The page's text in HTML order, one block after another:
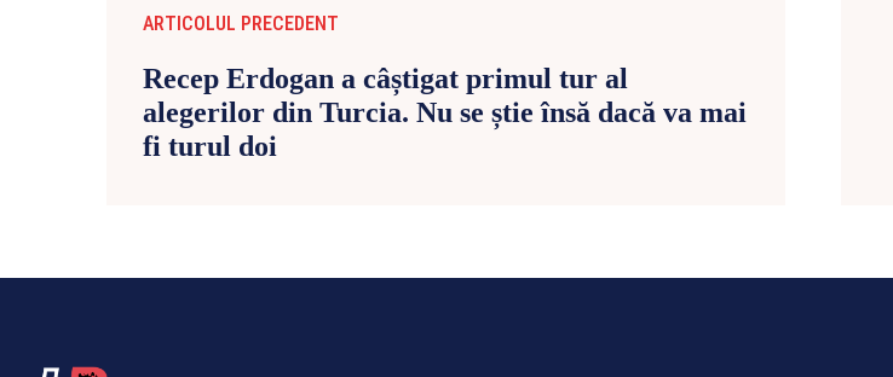
ARTICOLUL PRECEDENT
Recep Erdogan a câștigat primul tur al
alegerilor din Turcia. Nu se știe însă dacă va mai
fi turul doi